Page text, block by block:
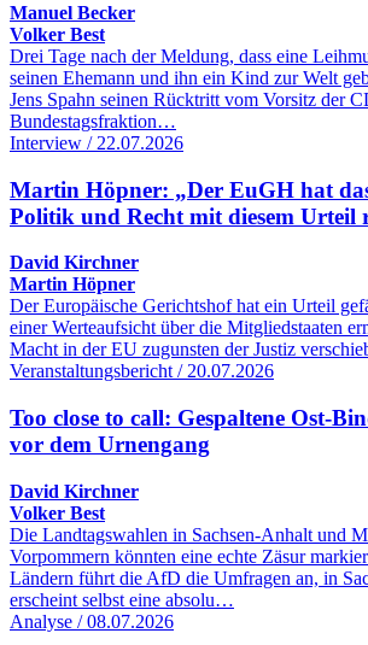
Manuel Becker
Volker Best
Drei Tage nach der Meldung, dass eine
seinen Ehemann und ihn ein Kind zur Welt
Jens Spahn seinen Rücktritt vom Vorsitz der
Bundestagsfraktion…
Interview / 22.07.2026
Martin Höpner: „Der EuGH hat
Politik und Recht mit diesem Urteil
David Kirchner
Martin Höpner
Der Europäische Gerichtshof hat ein Urteil
einer Werteaufsicht über die Mitgliedstaaten
Macht in der EU zugunsten der Justiz
Veranstaltungsbericht / 20.07.2026
Too close to call: Gespaltene Ost-
vor dem Urnengang
David Kirchner
Volker Best
Die Landtagswahlen in Sachsen-Anhalt und
Vorpommern könnten eine echte Zäsur
Ländern führt die AfD die Umfragen an, in
erscheint selbst eine absolu…
Analyse / 08.07.2026